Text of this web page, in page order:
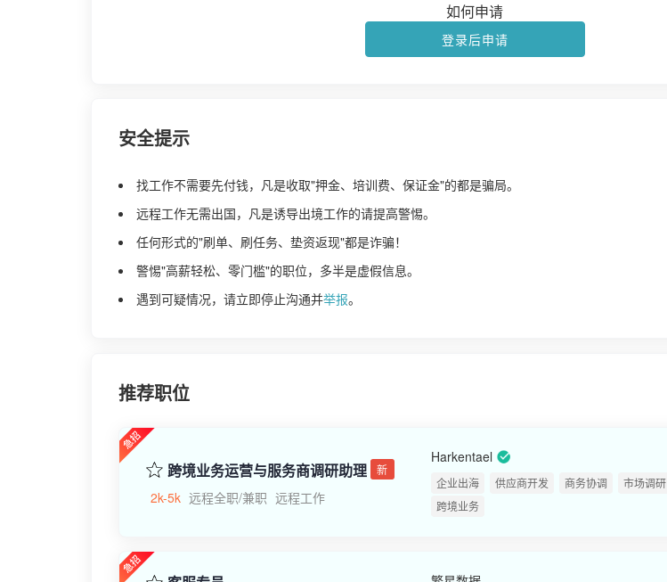
如何申请
登录后申请
安全提示
找工作不需要先付钱，凡是收取"押金、培训费、保证金"的都是骗局。
远程工作无需出国，凡是诱导出境工作的请提高警惕。
任何形式的"刷单、刷任务、垫资返现"都是诈骗！
警惕"高薪轻松、零门槛"的职位，多半是虚假信息。
遇到可疑情况，请立即停止沟通并举报。
推荐职位
跨境业务运营与服务商调研助理 新
2k-5k 远程全职/兼职 远程工作
Harkentael
企业出海 供应商开发 商务协调
市场调研
跨境业务